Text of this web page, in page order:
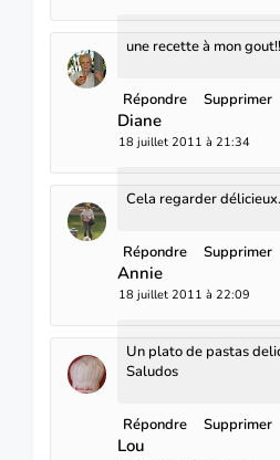
une recette à mon
Répondre Supprimer
Diane
18 juillet 2011 à 21:34
Cela regarder
Répondre Supprimer
Annie
18 juillet 2011 à 22:09
Un plato de pastas
Saludos
Répondre Supprimer
Lou